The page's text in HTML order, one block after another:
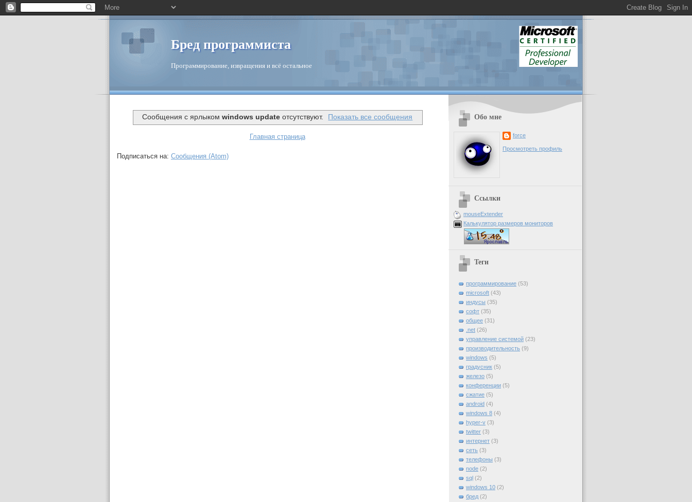
Бред программиста
Программирование, извращения и всё остальное
Сообщения с ярлыком windows updateотсутствуют. Показать все сообщения
Главная страница
Подписаться на: Сообщения (Atom)
Обо мне
force
Просмотреть профиль
Ссылки
mouseExtender
Калькулятор размеров мониторов
Теги
программирование (53)
microsoft (43)
индусы (35)
софт (35)
общее (31)
.net (26)
управление системой (23)
производительность (9)
windows (5)
градусник (5)
железо (5)
конференции (5)
сжатие (5)
android (4)
windows 8 (4)
hyper-v (3)
twitter (3)
интернет (3)
сеть (3)
телефоны (3)
node (2)
sql (2)
windows 10 (2)
бред (2)